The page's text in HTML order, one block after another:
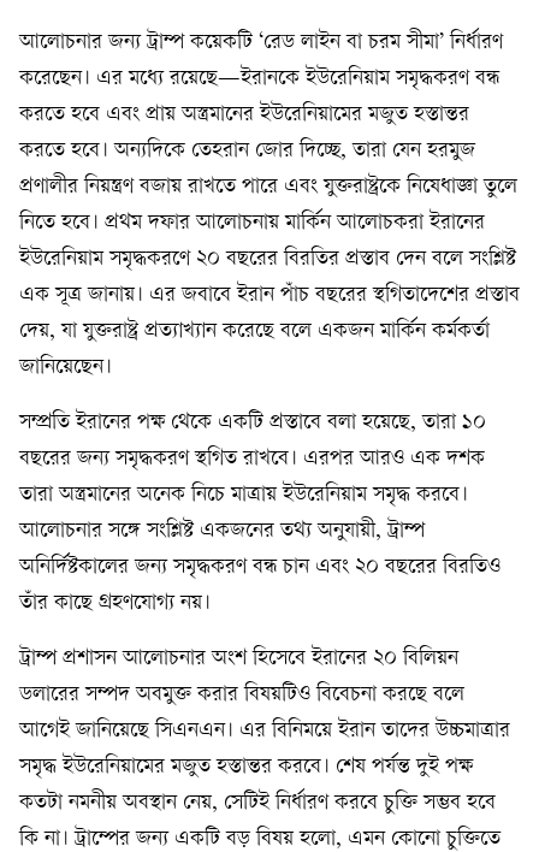
আলোচনার জন্য ট্রাম্প কয়েকটি ‘রেড লাইন বা চরম সীমা’ নির্ধারণ
করেছেন। এর মধ্যে রয়েছে—ইরানকে ইউরেনিয়াম সমৃদ্ধকরণ বন্ধ
করতে হবে এবং প্রায় অস্ত্রমানের ইউরেনিয়ামের মজুত হস্তান্তর
করতে হবে। অন্যদিকে তেহরান জোর দিচ্ছে, তারা যেন হরমুজ
প্রণালীর নিয়ন্ত্রণ বজায় রাখতে পারে এবং যুক্তরাষ্ট্রকে নিষেধাজ্ঞা তুলে
নিতে হবে। প্রথম দফার আলোচনায় মার্কিন আলোচকরা ইরানের
ইউরেনিয়াম সমৃদ্ধকরণে ২০ বছরের বিরতির প্রস্তাব দেন বলে সংশ্লিষ্ট
এক সূত্র জানায়। এর জবাবে ইরান পাঁচ বছরের স্থগিতাদেশের প্রস্তাব
দেয়, যা যুক্তরাষ্ট্র প্রত্যাখ্যান করেছে বলে একজন মার্কিন কর্মকর্তা
জানিয়েছেন।
সম্প্রতি ইরানের পক্ষ থেকে একটি প্রস্তাবে বলা হয়েছে, তারা ১০
বছরের জন্য সমৃদ্ধকরণ স্থগিত রাখবে। এরপর আরও এক দশক
তারা অস্ত্রমানের অনেক নিচে মাত্রায় ইউরেনিয়াম সমৃদ্ধ করবে।
আলোচনার সঙ্গে সংশ্লিষ্ট একজনের তথ্য অনুযায়ী, ট্রাম্প
অনির্দিষ্টকালের জন্য সমৃদ্ধকরণ বন্ধ চান এবং ২০ বছরের বিরতিও
তাঁর কাছে গ্রহণযোগ্য নয়।
ট্রাম্প প্রশাসন আলোচনার অংশ হিসেবে ইরানের ২০ বিলিয়ন
ডলারের সম্পদ অবমুক্ত করার বিষয়টিও বিবেচনা করছে বলে
আগেই জানিয়েছে সিএনএন। এর বিনিময়ে ইরান তাদের উচ্চমাত্রার
সমৃদ্ধ ইউরেনিয়ামের মজুত হস্তান্তর করবে। শেষ পর্যন্ত দুই পক্ষ
কতটা নমনীয় অবস্থান নেয়, সেটিই নির্ধারণ করবে চুক্তি সম্ভব হবে
কি না। ট্রাম্পের জন্য একটি বড় বিষয় হলো, এমন কোনো চুক্তিতে